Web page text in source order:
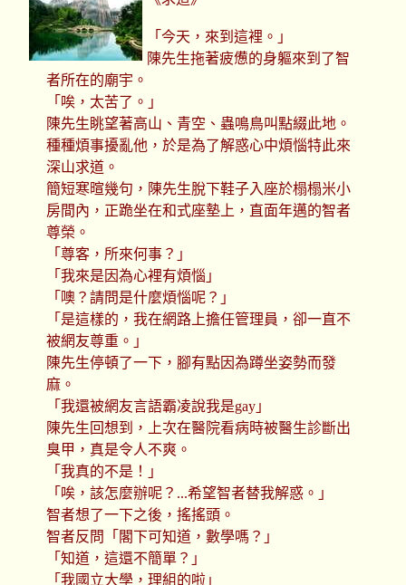
「今天，來到這裡。」
陳先生拖著疲憊的身軀來到了智
者所在的廟宇。
「唉，太苦了。」
陳先生眺望著高山、青空、蟲鳴鳥叫點綴此地。
種種煩事擾亂他，於是為了解惑心中煩惱特此來
深山求道。
簡短寒暄幾句，陳先生脫下鞋子入座於榻榻米小
房間內，正跪坐在和式座墊上，直面年邁的智者
尊榮。
「尊客，所來何事？」
「我來是因為心裡有煩惱」
「噢？請問是什麼煩惱呢？」
「是這樣的，我在網路上擔任管理員，卻一直不
被網友尊重。」
陳先生停頓了一下，腳有點因為蹲坐姿勢而發
麻。
「我還被網友言語霸凌說我是gay」
陳先生回想到，上次在醫院看病時被醫生診斷出
臭甲，真是令人不爽。
「我真的不是！」
「唉，該怎麼辦呢？...希望智者替我解惑。」
智者想了一下之後，搖搖頭。
智者反問「閣下可知道，數學嗎？」
「知道，這還不簡單？」
「我國立大學，理組的啦」